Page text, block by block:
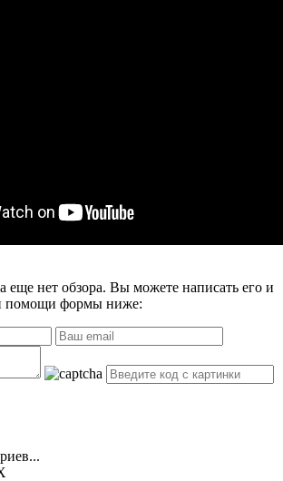
еще нет обзора. Вы можете написать его и
помощи формы ниже: